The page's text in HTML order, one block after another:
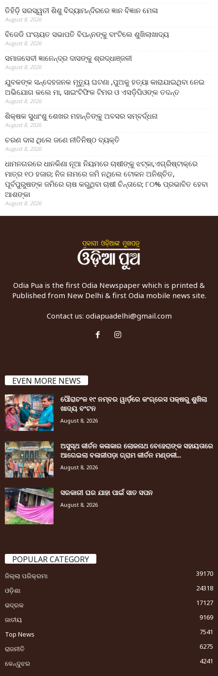
ତିହିଡି଼ ସରସ୍ୱତୀ ଶିଶୁ ବିଦ୍ୟାମନ୍ଦିରରେ ଜ୍ଞାନ ବିଜ୍ଞାନ ମେଳା
August 8, 2026
ବିଜେଡି ପଂଚାୟତ ସଭାପତି ବିପନ୍ନଙ୍କୁ ବାଂଟିଲେ ଶୁଖିଲାଖାଦ୍ୟ
August 8, 2026
ସମାଜସେବୀ ଜ୍ଞାନେନ୍ଦ୍ର ଦାସଙ୍କୁ ଶ୍ରଦ୍ଧାଞ୍ଜଳୀ
August 8, 2026
ଯୁବକଙ୍କ ସନ୍ଦେହଜନକ ମୃତ୍ୟୁ ଘଟଣା ,ପୁଅକୁ ହତ୍ୟା କାରାଯାଇଥିବା ନେଇ
ଅଭିଯୋଗ କଲେ ମା, ସାଇଂଟିଫିକ ଟିମର ଓ ଏସଡ଼ିପିଓଙ୍କ ତଦନ୍ତ
August 8, 2026
ଶିକ୍ଷକ ସୁଧାଂଶୁ ଶେଖର ମହାନ୍ତିଙ୍କୁ ଅବସର ସମ୍ବର୍ଦ୍ଧନା
August 8, 2026
ଚରଣ ଦାସ ଥିଲେ ଜଣେ ନୀତିନିଷ୍ଠ ବ୍ୟକ୍ତି
August 8, 2026
ଧାମନଗରରେ ଧାନକିଣା ନୂଆ ନିୟମରେ ଚାଷୀଙ୍କୁ ଝଟ୍‌କା,ଏଗ୍ରିଷ୍ଟାକ୍‌ରେ
ମାତ୍ର ୧୦ ହଜାର; ନିଜ ନାମରେ ଜମି ନଥିଲେ ଟୋକନ ଅନିଶ୍ଚିତ,
ପୂର୍ବପୁରୁଷଙ୍କ ଜମିରେ ଚାଷ କରୁଥିବା ଚାଷୀ ଚିନ୍ତାରେ; ୮୦% ପ୍ରଭାବିତ ହେବା
ଆଶଙ୍କା
August 8, 2026
Odia Pua is the first Odia Newspaper which is printed &
Published from New Delhi & first Odia mobile news site.
Contact us: odiapuadelhi@gmail.com
EVEN MORE NEWS
ପୌରାଚଂଳ ୧୯ ନମ୍ବର ୱାର୍ଡ଼ରେ କଂଗ୍ରେସ ପକ୍ଷରୁ ଶୁଖିଲା
ଖାଦ୍ୟ ବଂଟନ
August 8, 2026
ଅସୁସ୍ଥ କୀର୍ତନ କଳାକାର ଲୋକନାଥ ବେହେରାଙ୍କ ସହାୟତାରେ
ଆଗେଇଲା ବଳାଜୀପଡ଼ା ଗ୍ରାମ କୀର୍ତନ ମଣ୍ଡଳୀ...
August 8, 2026
ସରକାରୀ ଘର ଯାହା ପାଇଁ ସାତ ସପନ
August 8, 2026
POPULAR CATEGORY
ଜିଲ୍ଲା ପରିକ୍ରମା
39170
ଓଡ଼ିଶା
24318
ଭଦ୍ରକ
17127
ଜାତୀୟ
9169
Top News
7541
ରାଜନୀତି
6275
କେନ୍ଦୁଝର
4241